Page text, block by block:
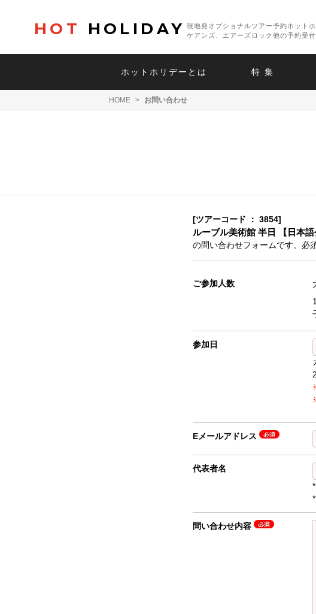
HOT HOLIDAY
現地発オプショナルツアー予約ホット
ケアンズ、エアーズロック他の予約受付
ホットホリデーとは 特 集
HOME > お問い合わせ
[ツアーコード ： 3854]
ルーブル美術館 半日 【日本語
の問い合わせフォームです。必
ご参加人数
参加日
Eメールアドレス
代表者名
問い合わせ内容